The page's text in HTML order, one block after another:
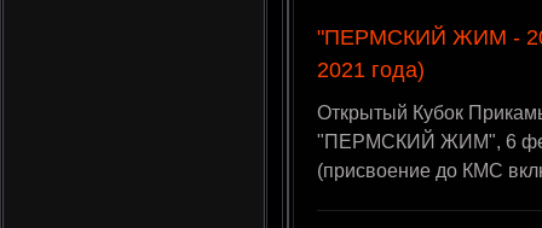
"ПЕРМСКИЙ ЖИМ -
2021 года)
Открытый Кубок
"ПЕРМСКИЙ ЖИМ", 6
(присвоение до КМС